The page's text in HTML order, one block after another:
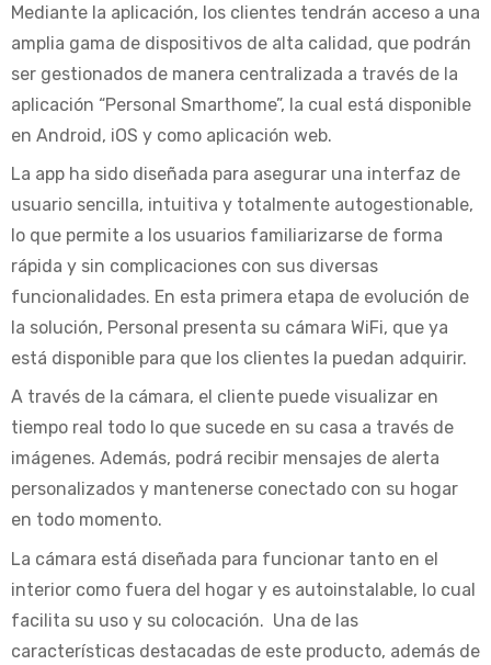
Mediante la aplicación, los clientes tendrán acceso a una
amplia gama de dispositivos de alta calidad, que podrán
ser gestionados de manera centralizada a través de la
aplicación “Personal Smarthome”, la cual está disponible
en Android, iOS y como aplicación web.
La app ha sido diseñada para asegurar una interfaz de
usuario sencilla, intuitiva y totalmente autogestionable,
lo que permite a los usuarios familiarizarse de forma
rápida y sin complicaciones con sus diversas
funcionalidades. En esta primera etapa de evolución de
la solución, Personal presenta su cámara WiFi, que ya
está disponible para que los clientes la puedan adquirir.
A través de la cámara, el cliente puede visualizar en
tiempo real todo lo que sucede en su casa a través de
imágenes. Además, podrá recibir mensajes de alerta
personalizados y mantenerse conectado con su hogar
en todo momento.
La cámara está diseñada para funcionar tanto en el
interior como fuera del hogar y es autoinstalable, lo cual
facilita su uso y su colocación. Una de las
características destacadas de este producto, además de